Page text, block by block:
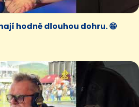
hodně dlouhou dohru. 😁